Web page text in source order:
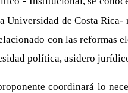
de Costa
con las
política, asidero
coordinará lo